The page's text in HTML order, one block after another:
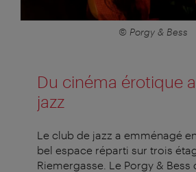
© Porgy & Bess
Du cinéma érotique
jazz
Le club de jazz a emménagé
bel espace réparti sur trois
Riemergasse. Le Porgy &